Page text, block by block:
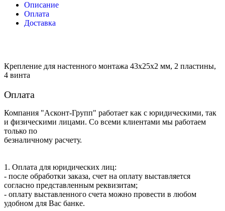
Описание
Оплата
Доставка
Крепление для настенного монтажа 43x25x2 мм, 2 пластины,
4 винта
Оплата
Компания "Асконт-Групп" работает как с юридическими, так
и физическими лицами. Со всеми клиентами мы работаем
только по
безналичному расчету.
1. Оплата для юридических лиц:
- после обработки заказа, счет на оплату выставляется
согласно представленным реквизитам;
- оплату выставленного счета можно провести в любом
удобном для Вас банке.